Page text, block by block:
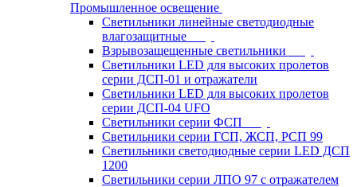
Промышленное освещение
Светильники линейные светодиодные
влагозащитные
Взрывозащещенные светильники
Светильники LED для высоких пролетов
серии ДСП-01 и отражатели
Светильники LED для высоких пролетов
серии ДСП-04 UFO
Светильники серии ФСП
Светильники серии ГСП, ЖСП, РСП 99
Светильники светодиодные серии LED ДСП
1200
Светильники серии ЛПО 97 с отражателем